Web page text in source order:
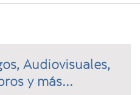
Audiovisuales,
y más...